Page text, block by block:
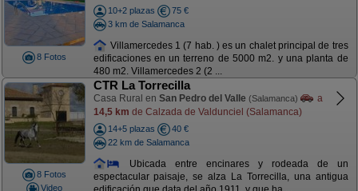
8 Fotos
10+2 plazas
75 €
3 km de Salamanca
Villamercedes 1 (7 hab. ) es un chalet principal de tres
edificaciones en un terreno de 5000 m2. y una planta de
480 m2. Villamercedes 2 (2 ...
8 Fotos
Video
CTR La Torrecilla
Casa Rural en San Pedro del Valle (Salamanca)
a
14,5 km de Calzada de Valdunciel (Salamanca)
14+5 plazas
40 €
22 km de Salamanca
Ubicada entre encinares y rodeada de un
espectacular paisaje, se alza La Torrecilla, una antigua